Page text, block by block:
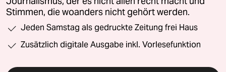
Stimmen, die woanders nicht gehört werden.
Jeden Samstag als gedruckte Zeitung frei Haus
Zusätzlich digitale Ausgabe inkl. Vorlesefunktion